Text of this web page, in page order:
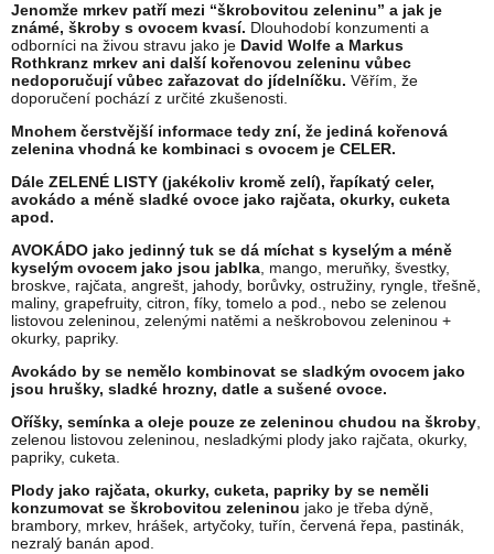
Jenomže mrkev patří mezi “škrobovitou zeleninu” a jak je
známé, škroby s ovocem kvasí. Dlouhodobí konzumenti a
odborníci na živou stravu jako je David Wolfe a Markus
Rothkranz mrkev ani další kořenovou zeleninu vůbec
nedoporučují vůbec zařazovat do jídelníčku. Věřím, že
doporučení pochází z určité zkušenosti.
Mnohem čerstvější informace tedy zní, že jediná kořenová
zelenina vhodná ke kombinaci s ovocem je CELER.
Dále ZELENÉ LISTY (jakékoliv kromě zelí), řapíkatý celer,
avokádo a méně sladké ovoce jako rajčata, okurky, cuketa
apod.
AVOKÁDO jako jedinný tuk se dá míchat s kyselým a méně
kyselým ovocem jako jsou jablka , mango, meruňky, švestky,
broskve, rajčata, angrešt, jahody, borůvky, ostružiny, ryngle, třešně,
maliny, grapefruity, citron, fíky, tomelo a pod., nebo se zelenou
listovou zeleninou, zelenými natěmi a neškrobovou zeleninou +
okurky, papriky.
Avokádo by se nemělo kombinovat se sladkým ovocem jako
jsou hrušky, sladké hrozny, datle a sušené ovoce.
Oříšky, semínka a oleje pouze ze zeleninou chudou na škroby
zelenou listovou zeleninou, nesladkými plody jako rajčata, okurky,
papriky, cuketa.
Plody jako rajčata, okurky, cuketa, papriky by se neměli
konzumovat se škrobovitou zeleninou jako je třeba dýně,
brambory, mrkev, hrášek, artyčoky, tuřín, červená řepa, pastinák,
nezralý banán apod.